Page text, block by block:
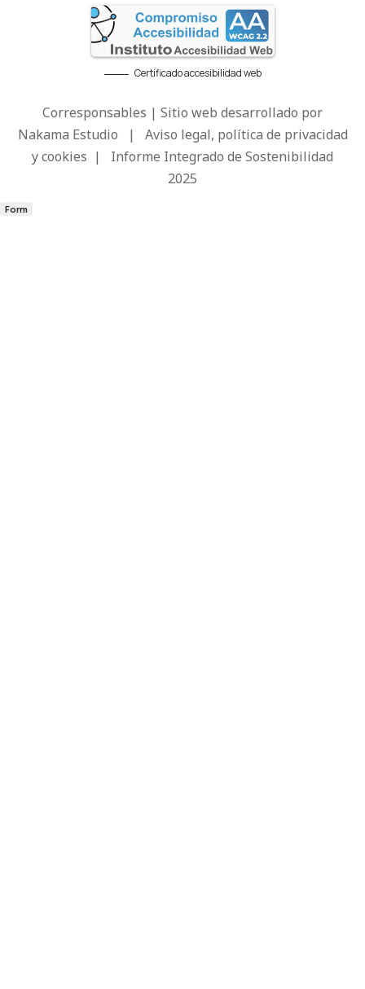
Certificado accesibilidad web
Corresponsables | Sitio web desarrollado por
Nakama Estudio | Aviso legal, política de privacidad
y cookies | Informe Integrado de Sostenibilidad
2025
Form